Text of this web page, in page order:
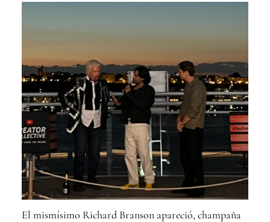
El mismísimo Richard Branson apareció, champaña